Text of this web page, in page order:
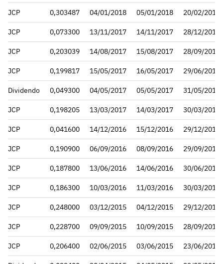
JCP 0,303487 04/01/2018 05/01/2018 20/02/2018
JCP 0,073300 13/11/2017 14/11/2017 28/12/2017
JCP 0,203039 14/08/2017 15/08/2017 28/09/2017
JCP 0,199817 15/05/2017 16/05/2017 29/06/2017
Dividendo 0,049300 04/05/2017 05/05/2017 31/05/2017
JCP 0,198205 13/03/2017 14/03/2017 30/03/2017
JCP 0,041600 14/12/2016 15/12/2016 29/12/2016
JCP 0,190900 06/09/2016 08/09/2016 29/09/2016
JCP 0,187800 13/06/2016 14/06/2016 30/06/2016
JCP 0,186300 10/03/2016 11/03/2016 30/03/2016
JCP 0,248000 03/12/2015 04/12/2015 29/12/2015
JCP 0,228700 09/09/2015 10/09/2015 28/09/2015
JCP 0,206400 02/06/2015 03/06/2015 23/06/2015